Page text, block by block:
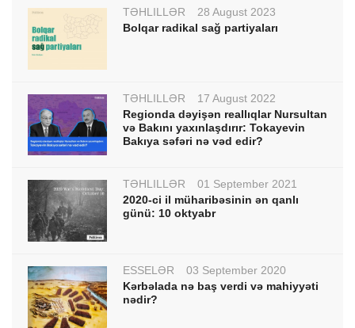
TƏHLİLLƏR
28 August 2023
Bolqar radikal sağ partiyaları
TƏHLİLLƏR
17 August 2022
Regionda dəyişən reallıqlar Nursultan
və Bakını yaxınlaşdırır: Tokayevin
Bakıya səfəri nə vəd edir?
TƏHLİLLƏR
01 September 2021
2020-ci il müharibəsinin ən qanlı
günü: 10 oktyabr
ESSELƏR
03 September 2020
Kərbəlada nə baş verdi və mahiyyəti
nədir?